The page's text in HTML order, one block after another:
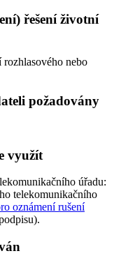
řešení životní
nebo
požadovány
využít
úřadu:
telekomunikačního
oznámení rušení